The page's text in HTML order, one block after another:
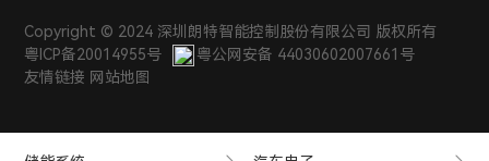
Copyright © 2024 深圳朗特智能控制股份有限公司 版权所有
粤ICP备20014955号
粤公网安备 44030602007661号
友情链接 网站地图